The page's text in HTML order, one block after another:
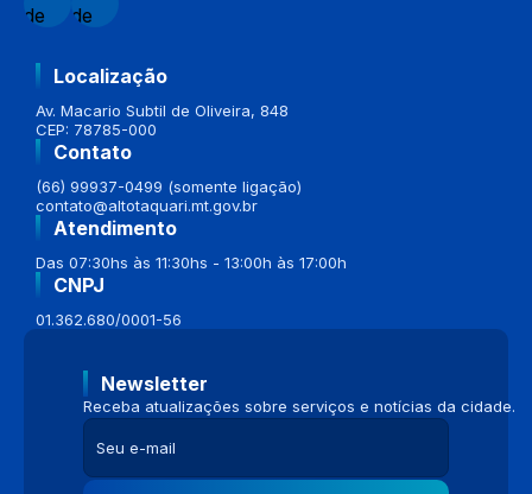
Localização
Av. Macario Subtil de Oliveira, 848
CEP: 78785-000
Contato
(66) 99937-0499 (somente ligação)
contato@altotaquari.mt.gov.br
Atendimento
Das 07:30hs às 11:30hs - 13:00h às 17:00h
CNPJ
01.362.680/0001-56
Newsletter
Receba atualizações sobre serviços e notícias da cidade.